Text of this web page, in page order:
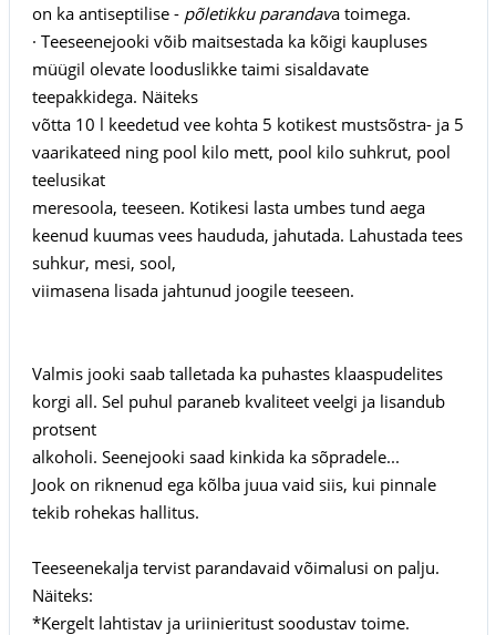
on ka antiseptilise - põletikku parandava toimega.
· Teeseenejooki võib maitsestada ka kõigi kaupluses
müügil olevate looduslikke taimi sisaldavate
teepakkidega. Näiteks
võtta 10 l keedetud vee kohta 5 kotikest mustsõstra- ja 5
vaarikateed ning pool kilo mett, pool kilo suhkrut, pool
teelusikat
meresoola, teeseen. Kotikesi lasta umbes tund aega
keenud kuumas vees haududa, jahutada. Lahustada tees
suhkur, mesi, sool,
viimasena lisada jahtunud joogile teeseen.
Valmis jooki saab talletada ka puhastes klaaspudelites
korgi all. Sel puhul paraneb kvaliteet veelgi ja lisandub
protsent
alkoholi. Seenejooki saad kinkida ka sõpradele...
Jook on riknenud ega kõlba juua vaid siis, kui pinnale
tekib rohekas hallitus.
Teeseenekalja tervist parandavaid võimalusi on palju.
Näiteks:
*Kergelt lahtistav ja uriinieritust soodustav toime.